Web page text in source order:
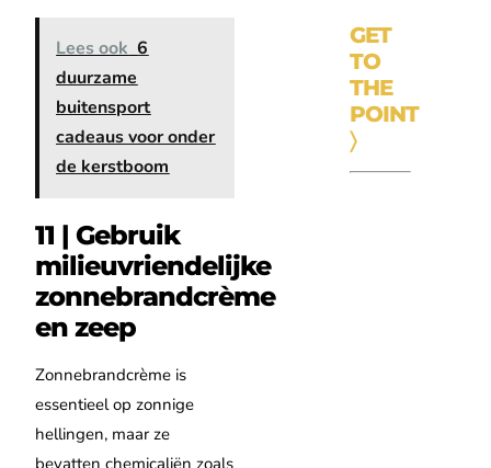
Lees ook 6
duurzame
buitensport
cadeaus voor onder
de kerstboom
11 | Gebruik
milieuvriendelijke
zonnebrandcrème
en zeep
Zonnebrandcrème is
essentieel op zonnige
hellingen, maar ze
GET
TO
THE
POINT
〉